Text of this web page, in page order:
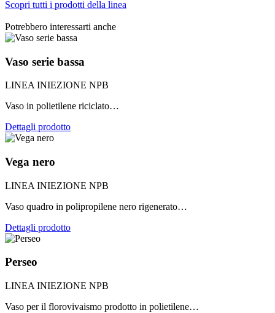
Scopri tutti i prodotti della linea
Potrebbero interessarti anche
Vaso serie bassa
LINEA INIEZIONE NPB
Vaso in polietilene riciclato…
Dettagli prodotto
Vega nero
LINEA INIEZIONE NPB
Vaso quadro in polipropilene nero rigenerato…
Dettagli prodotto
Perseo
LINEA INIEZIONE NPB
Vaso per il florovivaismo prodotto in polietilene…